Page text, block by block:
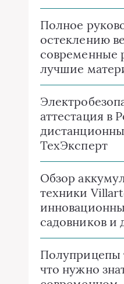
Полное
остеклению
современные
лучшие
аттестация в
ТехЭксперт
Обзор
техники
садовников и
Полуприцепы
что нужно